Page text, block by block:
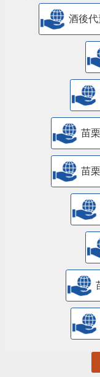
酒後
苗
苗